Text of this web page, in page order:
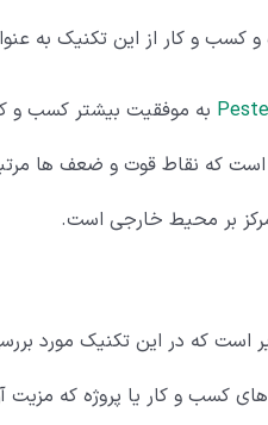
کسب و کار از این تکنیک به
به موفقیت بیشتر کسب و
است که نقاط قوت و ضعف ها
بر محیط خارجی است.
کسب و کار یا پروژه که